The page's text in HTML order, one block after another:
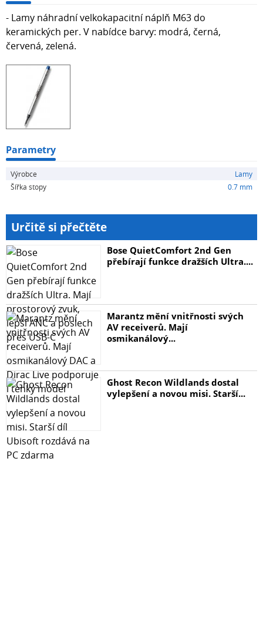
- Lamy náhradní velkokapacitní náplň M63 do
keramických per. V nabídce barvy: modrá, černá,
červená, zelená.
Parametry
Výrobce
Lamy
Šířka stopy
0.7 mm
Určitě si přečtěte
Bose QuietComfort 2nd Gen
přebírají funkce dražších Ultra....
Marantz mění vnitřnosti svých
AV receiverů. Mají
osmikanálový...
Ghost Recon Wildlands dostal
vylepšení a novou misi. Starší...